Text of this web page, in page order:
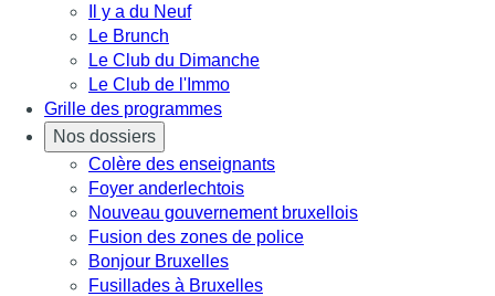
Il y a du Neuf
Le Brunch
Le Club du Dimanche
Le Club de l'Immo
Grille des programmes
Nos dossiers
Colère des enseignants
Foyer anderlechtois
Nouveau gouvernement bruxellois
Fusion des zones de police
Bonjour Bruxelles
Fusillades à Bruxelles